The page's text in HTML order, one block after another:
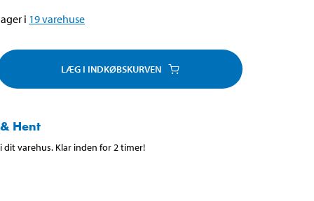
i 19varehuse
LÆG I INDKØBSKURVEN
Hent
dit varehus. Klar inden for 2 timer!